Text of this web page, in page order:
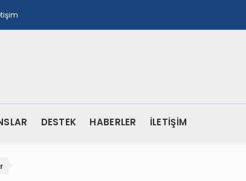
DESTEK HABERLER İLETİŞİM